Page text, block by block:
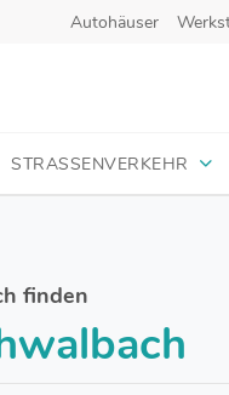
Autohäuser
STRASSENVERKEHR
finden